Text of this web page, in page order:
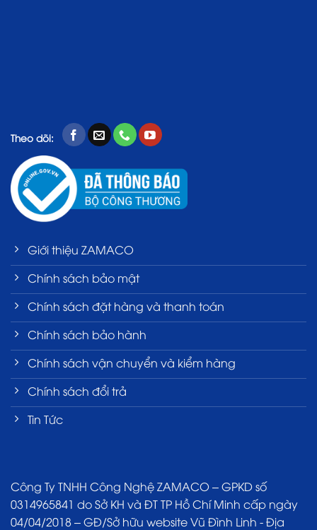
Theo dõi:
Giới thiệu ZAMACO
Chính sách bảo mật
Chính sách đặt hàng và thanh toán
Chính sách bảo hành
Chính sách vận chuyển và kiểm hàng
Chính sách đổi trả
Tin Tức
Công Ty TNHH Công Nghệ ZAMACO – GPKD số
0314965841 do Sở KH và ĐT TP Hồ Chí Minh cấp ngày
04/04/2018 – GĐ/Sở hữu website Vũ Đình Linh - Địa